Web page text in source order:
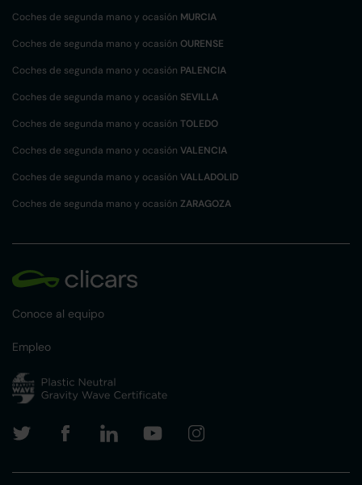
Coches de segunda mano y ocasión MURCIA
Coches de segunda mano y ocasión OURENSE
Coches de segunda mano y ocasión PALENCIA
Coches de segunda mano y ocasión SEVILLA
Coches de segunda mano y ocasión TOLEDO
Coches de segunda mano y ocasión VALENCIA
Coches de segunda mano y ocasión VALLADOLID
Coches de segunda mano y ocasión ZARAGOZA
Conoce al equipo
Empleo